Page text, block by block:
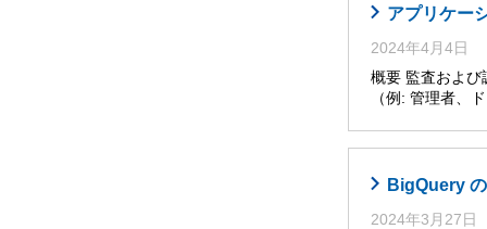
アプリケー
2024年4月4日
概要 監査および
（例: 管理者、
BigQuery
2024年3月27日